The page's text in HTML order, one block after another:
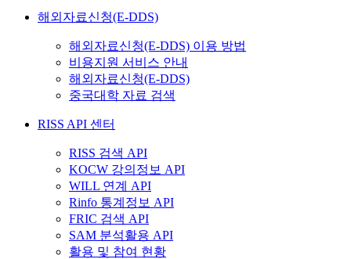
해외자료신청(E-DDS)
해외자료신청(E-DDS) 이용 방법
비용지원 서비스 안내
해외자료신청(E-DDS)
중국대학 자료 검색
RISS API 센터
RISS 검색 API
KOCW 강의정보 API
WILL 연계 API
Rinfo 통계정보 API
FRIC 검색 API
SAM 분석활용 API
활용 및 참여 현황